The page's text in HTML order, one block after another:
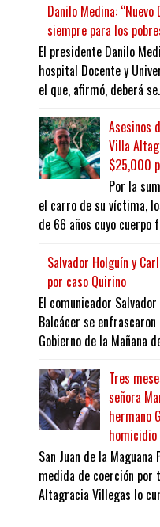
Danilo Medina:
siempre para los
El presidente Danilo
hospital Docente y
el que, afirmó, deberá
Asesinos
Villa
$25,000
Por la
el carro de su víctima,
de 66 años cuyo cuerpo
Salvador Holguín y
por caso Quirino
El comunicador
Balcácer se
Gobierno de la Mañana
Tres
señora
hermano
homicidio
San Juan de la
medida de coerción por
Altagracia Villegas lo